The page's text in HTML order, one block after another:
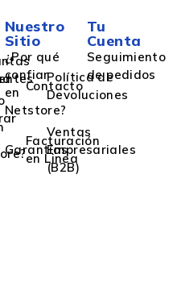
Nuestro
Sitio
¿Por qué
confiar
en
Netstore?
Contacto
Política de
Devoluciones
Garantías
Facturación
en Linea
Ventas
Empresariales
(B2B)
Tu
Cuenta
Seguimiento
de pedidos